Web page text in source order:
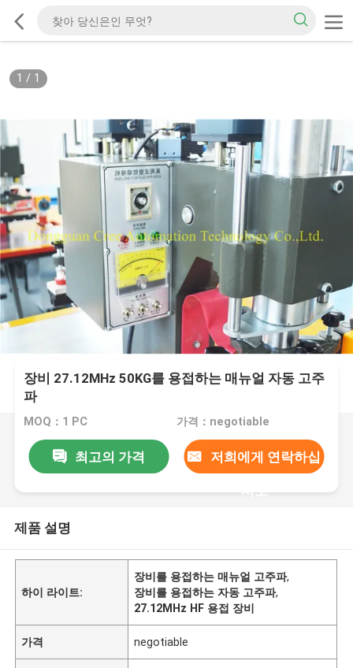
1 / 1
장비 27.12MHz 50KG를 용접하는 매뉴얼 자동 고주
파
MOQ：1 PC 가격：negotiable
최고의 가격 저희에게 연락하십
시오
제품 설명
하이 라이트:
장비를 용접하는 매뉴얼 고주파,
장비를 용접하는 자동 고주파,
27.12MHz HF 용접 장비
가격 negotiable